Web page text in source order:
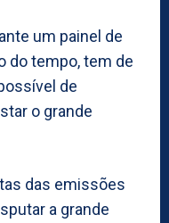
um painel de
do tempo, tem de
de
o grande
das emissões
a grande